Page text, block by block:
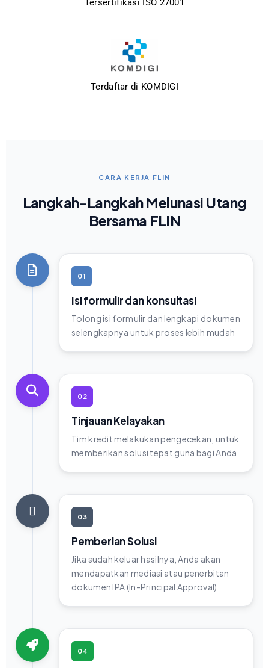
Terdaftar di KOMDIGI
CARA KERJA FLIN
Langkah-Langkah Melunasi Utang
Bersama FLIN
01
Isi formulir dan konsultasi
Tolong isi formulir dan lengkapi dokumen
selengkapnya untuk proses lebih mudah
02
Tinjauan Kelayakan
Tim kredit melakukan pengecekan, untuk
memberikan solusi tepat guna bagi Anda
03
Pemberian Solusi
Jika sudah keluar hasilnya, Anda akan
mendapatkan mediasi atau penerbitan
dokumen IPA (In-Principal Approval)
04